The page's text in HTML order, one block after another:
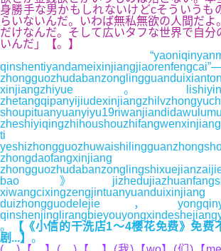
身勝手な男かもしれないけどcそういうも
らいないんだ。いわば無私無欲の人間だよ
だけなんだ。そして広いタフな世界で自分
いんだ」【。】
xinjiangzhiyue。
ti
bao》
duizhongguodelejie，
。
【《小信的干洗店1～4樱花免费》免费
剧...】 。